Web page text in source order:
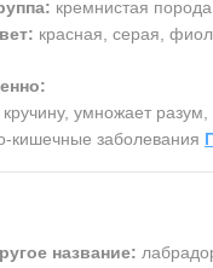
кремнистая
красная, серая,
умножает разум,
кишечные заболевания
название: